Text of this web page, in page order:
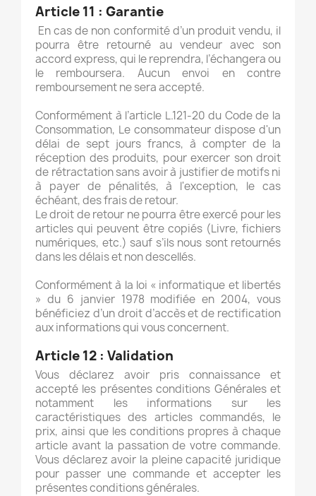
Article 11 : Garantie
En cas de non conformité d’un produit vendu, il
pourra être retourné au vendeur avec son
accord express, qui le reprendra, l’échangera ou
le remboursera. Aucun envoi en contre
remboursement ne sera accepté.
Conformément à l’article L.121-20 du Code de la
Consommation, Le consommateur dispose d'un
délai de sept jours francs, à compter de la
réception des produits, pour exercer son droit
de rétractation sans avoir à justifier de motifs ni
à payer de pénalités, à l'exception, le cas
échéant, des frais de retour.
Le droit de retour ne pourra être exercé pour les
articles qui peuvent être copiés (Livre, fichiers
numériques, etc.) sauf s’ils nous sont retournés
dans les délais et non descellés.
Conformément à la loi « informatique et libertés
» du 6 janvier 1978 modifiée en 2004, vous
bénéficiez d’un droit d’accès et de rectification
aux informations qui vous concernent.
Article 12 : Validation
Vous déclarez avoir pris connaissance et
accepté les présentes conditions Générales et
notamment les informations sur les
caractéristiques des articles commandés, le
prix, ainsi que les conditions propres à chaque
article avant la passation de votre commande.
Vous déclarez avoir la pleine capacité juridique
pour passer une commande et accepter les
présentes conditions générales.